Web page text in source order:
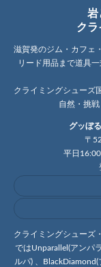
岩
クラ
滋賀発のジム・カフェ
リード用品まで道具
クライミングシューズ
自然・挑
グッぼ
〒
平日
クライミングシューズ
ではUnparallel(アンパ
ルパ) 、